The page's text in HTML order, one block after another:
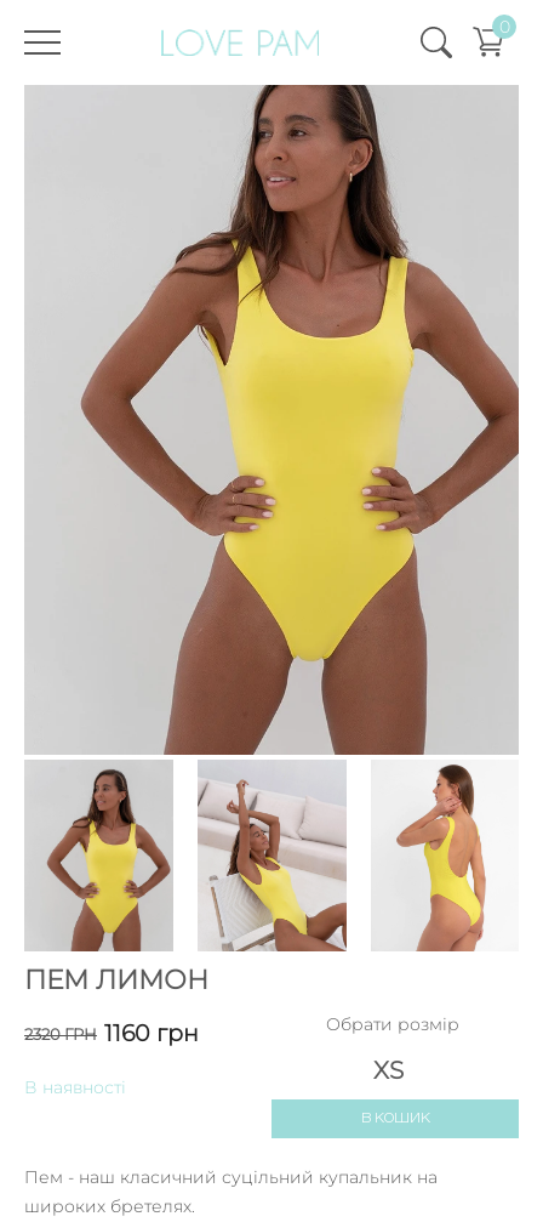
0
Всі купальники Суцільні ,Пем , ECO SALE Пем Лимон
ПЕМ ЛИМОН
2320ГРН 1160 грн
В наявності
Обрати розмір
XS
В КОШИК
Пем - наш класичний суцільний купальник на
широких бретелях.